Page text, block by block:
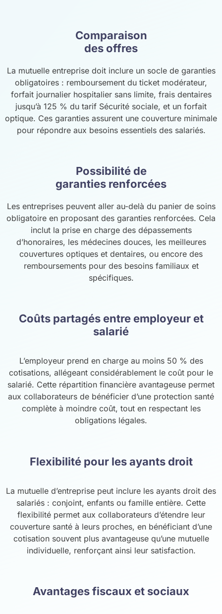
Comparaison
des offres
La mutuelle entreprise doit inclure un socle de garanties
obligatoires : remboursement du ticket modérateur,
forfait journalier hospitalier sans limite, frais dentaires
jusqu’à 125 % du tarif Sécurité sociale, et un forfait
optique. Ces garanties assurent une couverture minimale
pour répondre aux besoins essentiels des salariés.
Possibilité de
garanties renforcées
Les entreprises peuvent aller au-delà du panier de soins
obligatoire en proposant des garanties renforcées. Cela
inclut la prise en charge des dépassements
d’honoraires, les médecines douces, les meilleures
couvertures optiques et dentaires, ou encore des
remboursements pour des besoins familiaux et
spécifiques.
Coûts partagés entre employeur et
salarié
L’employeur prend en charge au moins 50 % des
cotisations, allégeant considérablement le coût pour le
salarié. Cette répartition financière avantageuse permet
aux collaborateurs de bénéficier d’une protection santé
complète à moindre coût, tout en respectant les
obligations légales.
Flexibilité pour les ayants droit
La mutuelle d’entreprise peut inclure les ayants droit des
salariés : conjoint, enfants ou famille entière. Cette
flexibilité permet aux collaborateurs d’étendre leur
couverture santé à leurs proches, en bénéficiant d’une
cotisation souvent plus avantageuse qu’une mutuelle
individuelle, renforçant ainsi leur satisfaction.
Avantages fiscaux et sociaux